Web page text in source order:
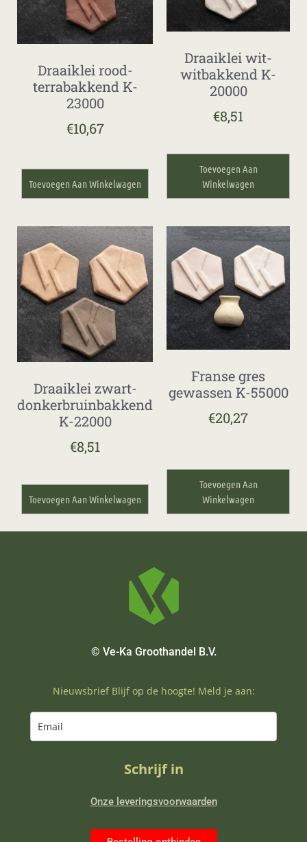
Draaiklei rood-
terrabakkend K-
23000
€10,67
Toevoegen Aan Winkelwagen
Draaiklei wit-
witbakkend K-
20000
€8,51
Toevoegen Aan
Winkelwagen
Draaiklei zwart-
donkerbruinbakkend
K-22000
€8,51
Toevoegen Aan Winkelwagen
Franse gres
gewassen K-55000
€20,27
Toevoegen Aan
Winkelwagen
© Ve-Ka Groothandel B.V.
Nieuwsbrief Blijf op de hoogte! Meld je aan:
Schrijf in
Onze leveringsvoorwaarden